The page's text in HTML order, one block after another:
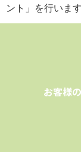
ント」を行いま
お客様